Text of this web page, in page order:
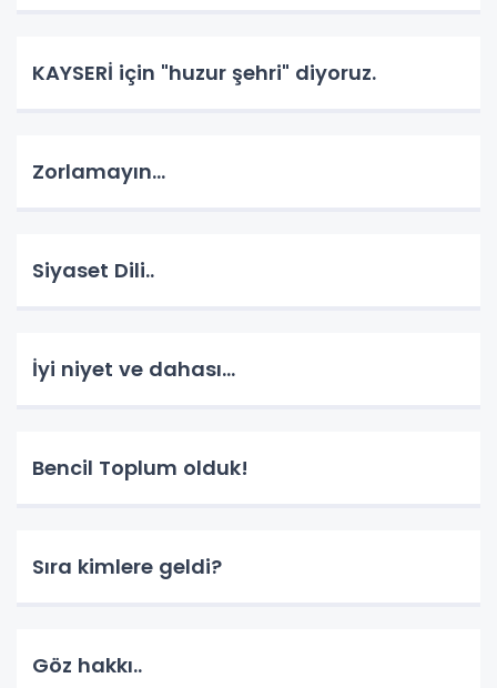
KAYSERİ için "huzur şehri" diyoruz.
Zorlamayın...
Siyaset Dili..
İyi niyet ve dahası...
Bencil Toplum olduk!
Sıra kimlere geldi?
Göz hakkı..